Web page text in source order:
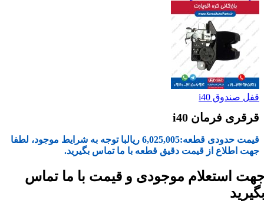
قفل صندوق i40
قرقری فرمان i40
قیمت حدودی قطعه:6,025,005 ریالبا توجه به شرایط موجود، لطفا
جهت اطلاع از قیمت دقیق قطعه با ما تماس بگیرید.
استعلام موجودی و قیمت با ما تماس